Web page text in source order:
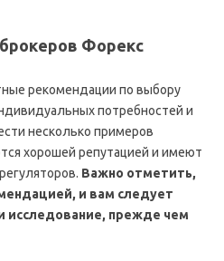
Форекс
рекомендации по выбору
потребностей и
несколько примеров
хорошей репутацией и имеют
Важно отметить,
и вам следует
исследование, прежде чем